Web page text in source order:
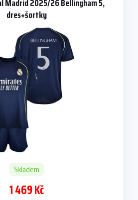
Madrid 2025/26 Bellingham 5,
dres+šortky
Skladem
1 469 Kč